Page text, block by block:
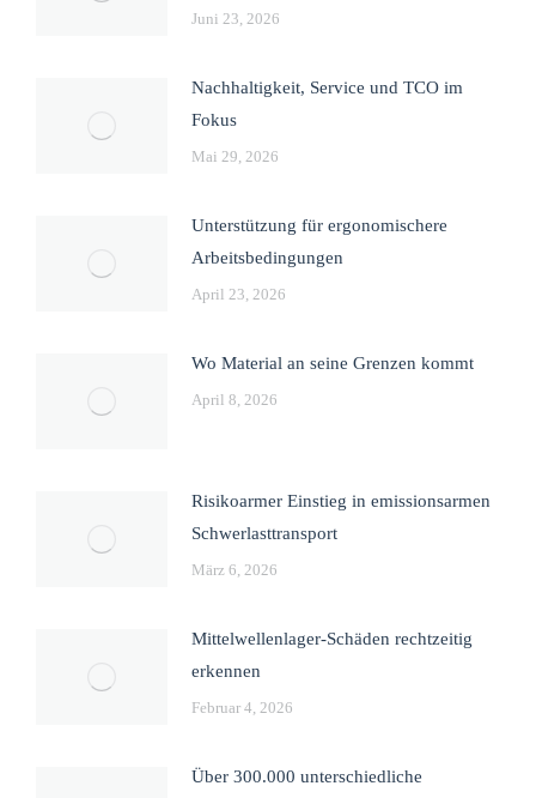
Juni 23, 2026
Nachhaltigkeit, Service und TCO im
Fokus
Mai 29, 2026
Unterstützung für ergonomischere
Arbeitsbedingungen
April 23, 2026
Wo Material an seine Grenzen kommt
April 8, 2026
Risikoarmer Einstieg in emissionsarmen
Schwerlasttransport
März 6, 2026
Mittelwellenlager-Schäden rechtzeitig
erkennen
Februar 4, 2026
Über 300.000 unterschiedliche